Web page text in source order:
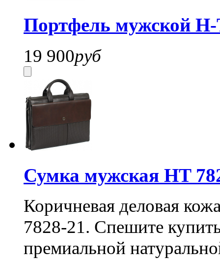
Портфель мужской H-
19 900руб
Сумка мужская HT
Коричневая деловая
7828-21. Спешите
премиальной